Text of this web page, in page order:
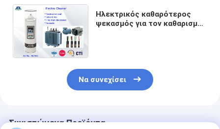
Ηλεκτρικός καθαρότερος
ψεκασμός για τον καθαρισμό
Να συνεχίσει
Συνιστώμενα Προϊόντα